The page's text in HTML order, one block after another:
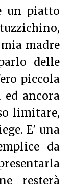
un piatto
madre
delle
piccola
ed ancora
limitare,
E' una
da
resterà